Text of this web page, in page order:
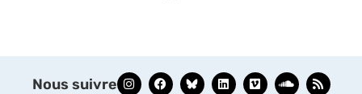
Nous suivre